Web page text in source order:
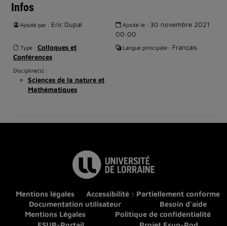
Infos
Ajouté par : Eric Dupal Ajouté le : 30 novembre 2021
00:00
Type : Colloques et
Conférences
Langue principale : Français
Discipline(s) :
Sciences de la nature et
Mathématiques
Mentions légales
Accessibilité : Partiellement conforme
Documentation utilisateur
Besoin d'aide
Mentions Légales
Politique de confidentialité